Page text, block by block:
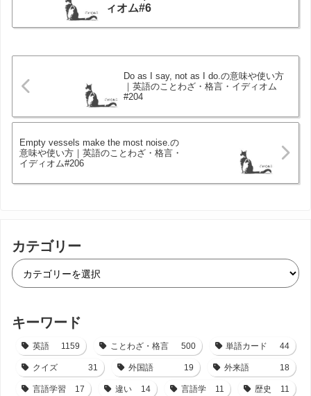
ィオム#6
Do as I say, not as I do.の意味や使い方
｜英語のことわざ・格言・イディオム
#204
Empty vessels make the most noise.の
意味や使い方｜英語のことわざ・格言・
イディオム#206
カテゴリー
キーワード
英語 1159 ことわざ・格言 500 単語カード 44
クイズ 31 外国語 19 外来語 18
言語学習 17 違い 14 言語学 11 歴史 11